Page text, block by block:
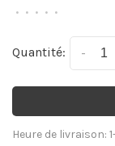
• • • • •
Quantité: -
Heure de livraison: